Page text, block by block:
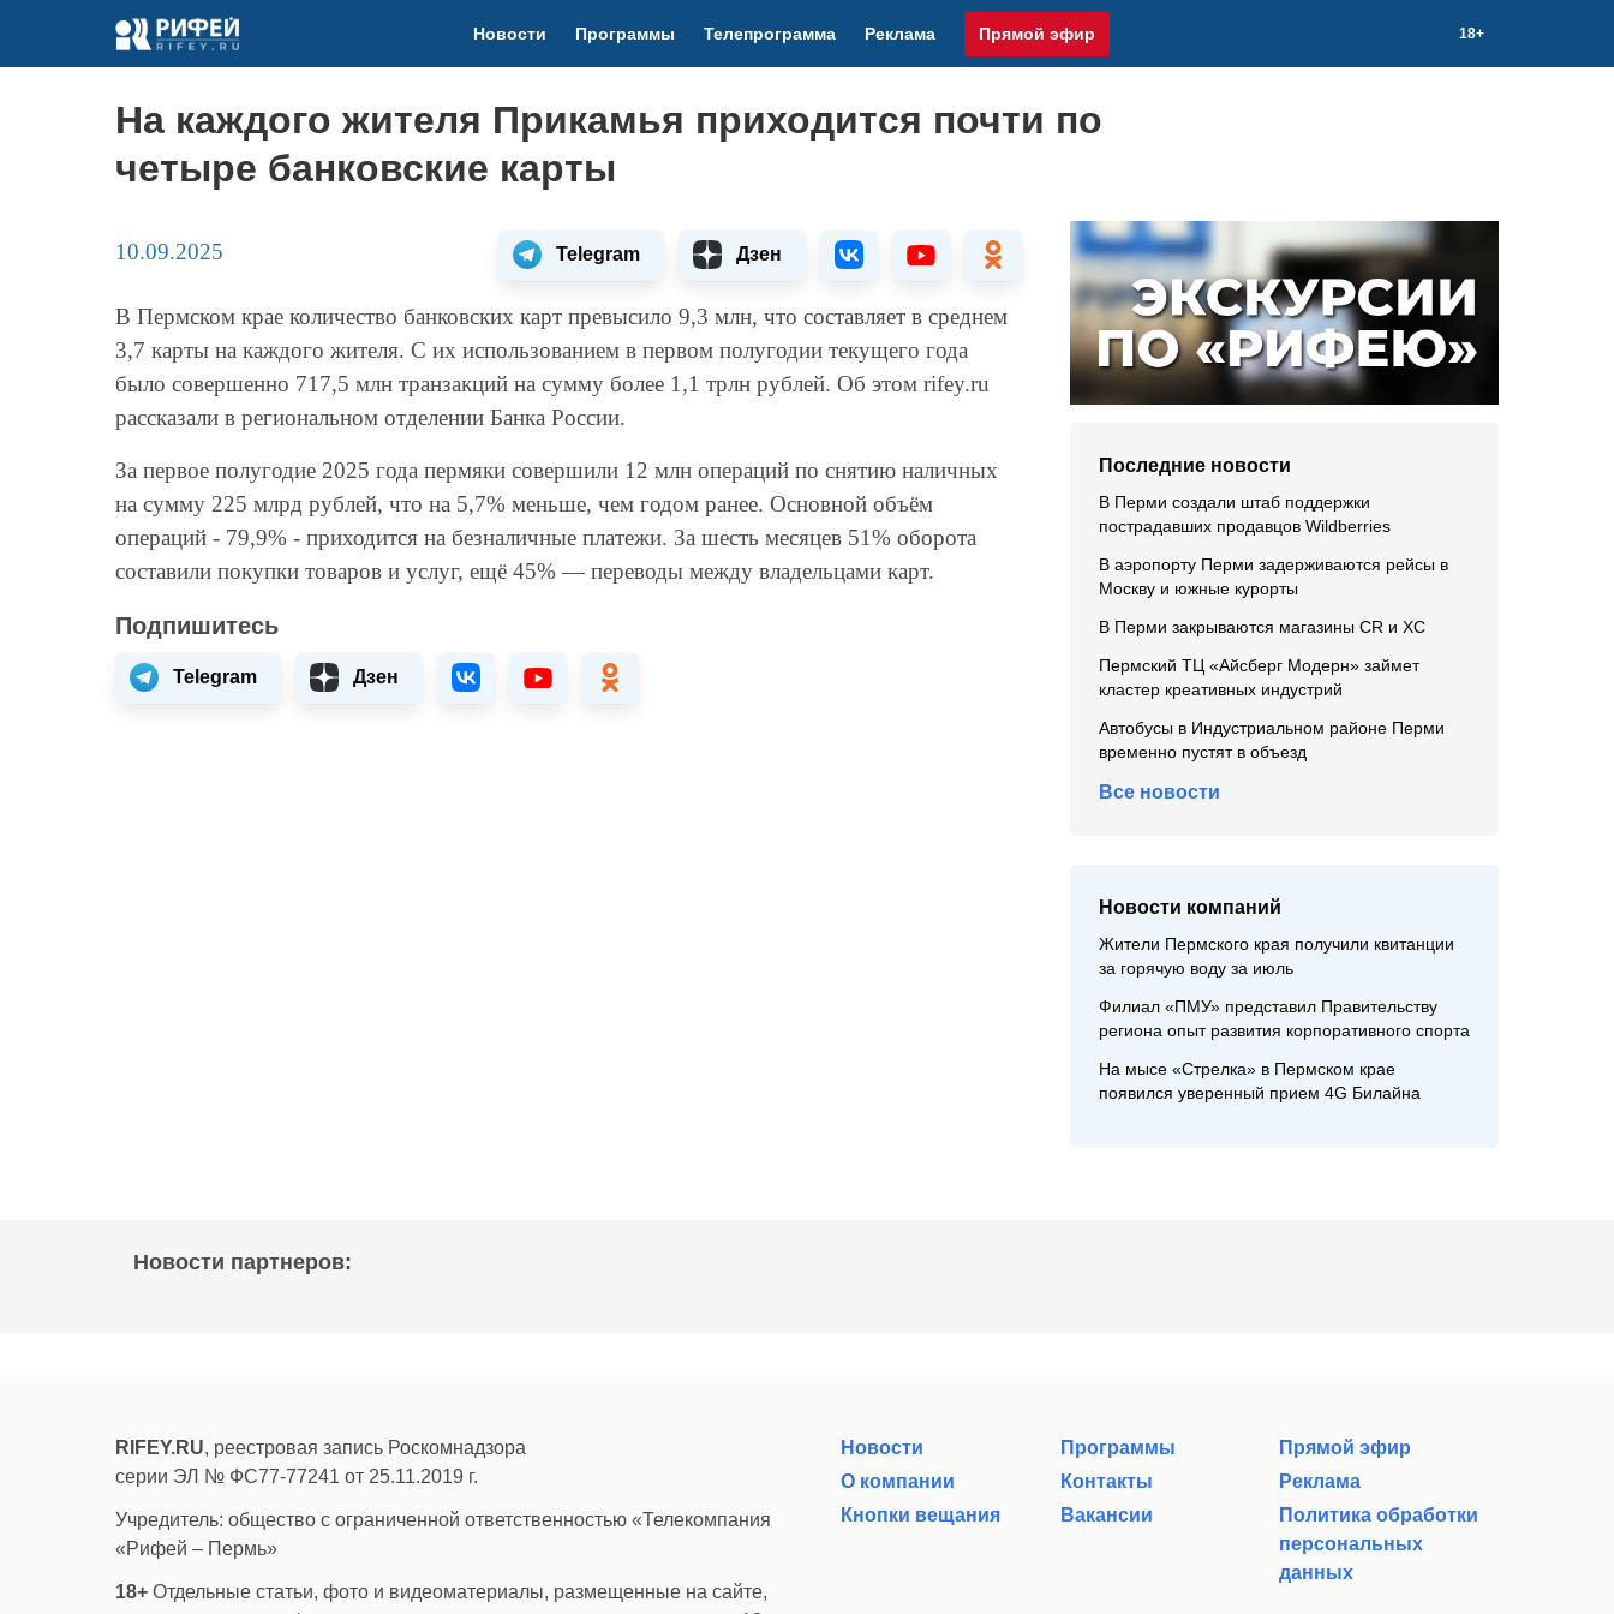
Новости Программы Телепрограмма Реклама Прямой эфир 18+
На каждого жителя Прикамья приходится почти по
четыре банковские карты
10.09.2025 Telegram Дзен
В Пермском крае количество банковских карт превысило 9,3 млн, что составляет в среднем
3,7 карты на каждого жителя. С их использованием в первом полугодии текущего года
было совершенно 717,5 млн транзакций на сумму более 1,1 трлн рублей. Об этом rifey.ru
рассказали в региональном отделении Банка России.
За первое полугодие 2025 года пермяки совершили 12 млн операций по снятию наличных
на сумму 225 млрд рублей, что на 5,7% меньше, чем годом ранее. Основной объём
операций - 79,9% - приходится на безналичные платежи. За шесть месяцев 51% оборота
составили покупки товаров и услуг, ещё 45% — переводы между владельцами карт.
Подпишитесь
Telegram Дзен
Последние новости
В Перми создали штаб поддержки
пострадавших продавцов Wildberries
В аэропорту Перми задерживаются рейсы в
Москву и южные курорты
В Перми закрываются магазины CR и XC
Пермский ТЦ «Айсберг Модерн» займет
кластер креативных индустрий
Автобусы в Индустриальном районе Перми
временно пустят в объезд
Все новости
Новости компаний
Жители Пермского края получили квитанции
за горячую воду за июль
Филиал «ПМУ» представил Правительству
региона опыт развития корпоративного спорта
На мысе «Стрелка» в Пермском крае
появился уверенный прием 4G Билайна
Новости партнеров:
RIFEY.RU, реестровая запись Роскомнадзора
серии ЭЛ № ФС77-77241 от 25.11.2019 г.
Учредитель: общество с ограниченной ответственностью «Телекомпания
«Рифей – Пермь»
18+ Отдельные статьи, фото и видеоматериалы, размещенные на сайте,
Новости Программы
Прямой эфир
О компании
Контакты
Реклама
Кнопки вещания
Вакансии
Политика обработки
персональных
данных